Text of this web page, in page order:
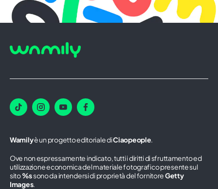
Wamilyè un progetto editoriale diCiaopeople.
Ove non espressamente indicato, tutti i diritti di sfruttamento ed
utilizzazione economica del materiale fotografico presente sul
sito%ssono da intendersi di proprietà del fornitoreGetty
Images.